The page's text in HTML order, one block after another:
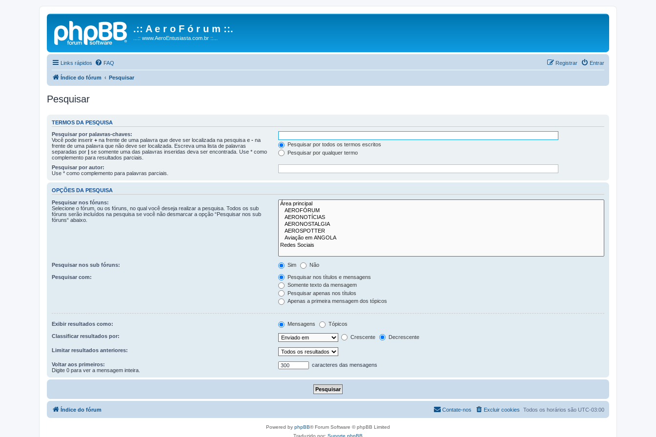
.:: A e r o F ó r u m ::.
...:: www.AeroEntusiasta.com.br ::...
Links rápidos FAQ Entrar
Registrar
Índice do fórum Pesquisar
Pesquisar
TERMOS DA PESQUISA
Pesquisar por palavras-chaves:
Você pode inserir + na frente de uma palavra que deve ser localizada na pesquisa e - na
frente de uma palavra que não deve ser localizada. Escreva uma lista de palavras
separadas por | se somente uma das palavras inseridas deva ser encontrada. Use * como
complemento para resultados parciais.
Pesquisar por todos os termos escritos
Pesquisar por qualquer termo
Pesquisar por autor:
Use * como complemento para palavras parciais.
OPÇÕES DA PESQUISA
Pesquisar nos fóruns:
Selecione o fórum, ou os fóruns, no qual você deseja realizar a pesquisa. Todos os sub
fóruns serão incluídos na pesquisa se você não desmarcar a opção “Pesquisar nos sub
fóruns“ abaixo.
Pesquisar nos sub fóruns: Sim Não
Pesquisar com:
Pesquisar nos títulos e mensagens
Somente texto da mensagem
Pesquisar apenas nos títulos
Apenas a primeira mensagem dos tópicos
Exibir resultados como: Mensagens Tópicos
Classificar resultados por: Crescente Decrescente
Limitar resultados anteriores:
Voltar aos primeiros:
Digite 0 para ver a mensagem inteira.
caracteres das mensagens
Índice do fórum Todos os horários são UTC-03:00
Excluir cookies
Contate-nos
Powered by phpBB® Forum Software © phpBB Limited
Traduzido por: Suporte phpBB